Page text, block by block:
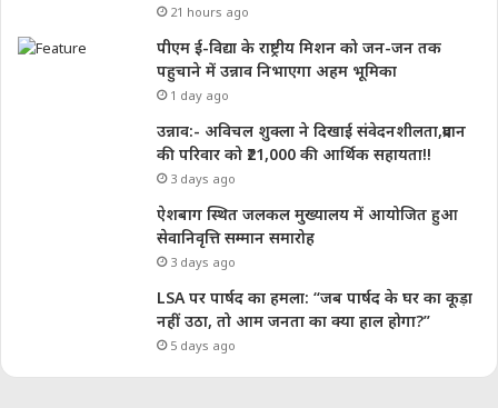
21 hours ago
पीएम ई-विद्या के राष्ट्रीय मिशन को जन-जन तक
पहुचाने में उन्नाव निभाएगा अहम भूमिका
1 day ago
उन्नाव:- अविचल शुक्ला ने दिखाई संवेदनशीलता,प्रदान
की परिवार को ₹21,000 की आर्थिक सहायता!!
3 days ago
ऐशबाग स्थित जलकल मुख्यालय में आयोजित हुआ
सेवानिवृत्ति सम्मान समारोह
3 days ago
LSA पर पार्षद का हमला: “जब पार्षद के घर का कूड़ा
नहीं उठा, तो आम जनता का क्या हाल होगा?”
5 days ago